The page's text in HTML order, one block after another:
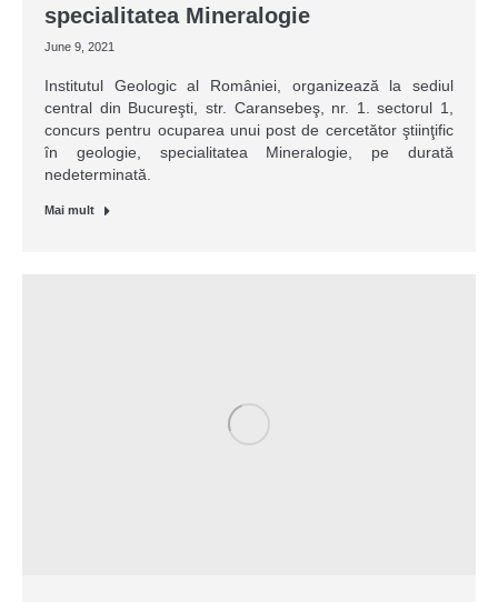
specialitatea Mineralogie
June 9, 2021
Institutul Geologic al României, organizează la sediul
central din Bucureşti, str. Caransebeş, nr. 1. sectorul 1,
concurs pentru ocuparea unui post de cercetător ştiinţific
în geologie, specialitatea Mineralogie, pe durată
nedeterminată.
Mai mult